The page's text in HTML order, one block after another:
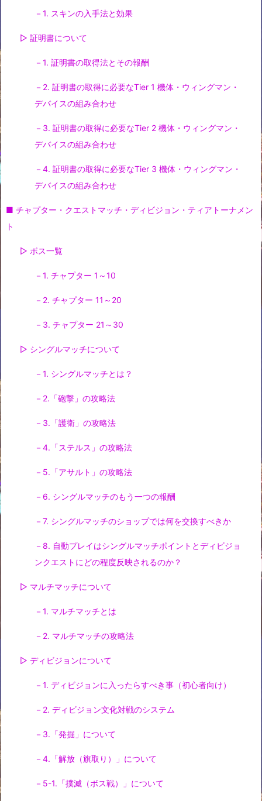
－1. スキンの入手法と効果
▷ 証明書について
－1. 証明書の取得法とその報酬
－2. 証明書の取得に必要なTier 1 機体・ウィングマン・
デバイスの組み合わせ
－3. 証明書の取得に必要なTier 2 機体・ウィングマン・
デバイスの組み合わせ
－4. 証明書の取得に必要なTier 3 機体・ウィングマン・
デバイスの組み合わせ
■ チャプター・クエストマッチ・ディビジョン・ティアトーナメン
ト
▷ ボス一覧
－1. チャプター 1～10
－2. チャプター 11～20
－3. チャプター 21～30
▷ シングルマッチについて
－1. シングルマッチとは？
－2.「砲撃」の攻略法
－3.「護衛」の攻略法
－4.「ステルス」の攻略法
－5.「アサルト」の攻略法
－6. シングルマッチのもう一つの報酬
－7. シングルマッチのショップでは何を交換すべきか
－8. 自動プレイはシングルマッチポイントとディビジョ
ンクエストにどの程度反映されるのか？
▷ マルチマッチについて
－1. マルチマッチとは
－2. マルチマッチの攻略法
▷ ディビジョンについて
－1. ディビジョンに入ったらすべき事（初心者向け）
－2. ディビジョン文化対戦のシステム
－3.「発掘」について
－4.「解放（旗取り）」について
－5-1.「撲滅（ボス戦）」について